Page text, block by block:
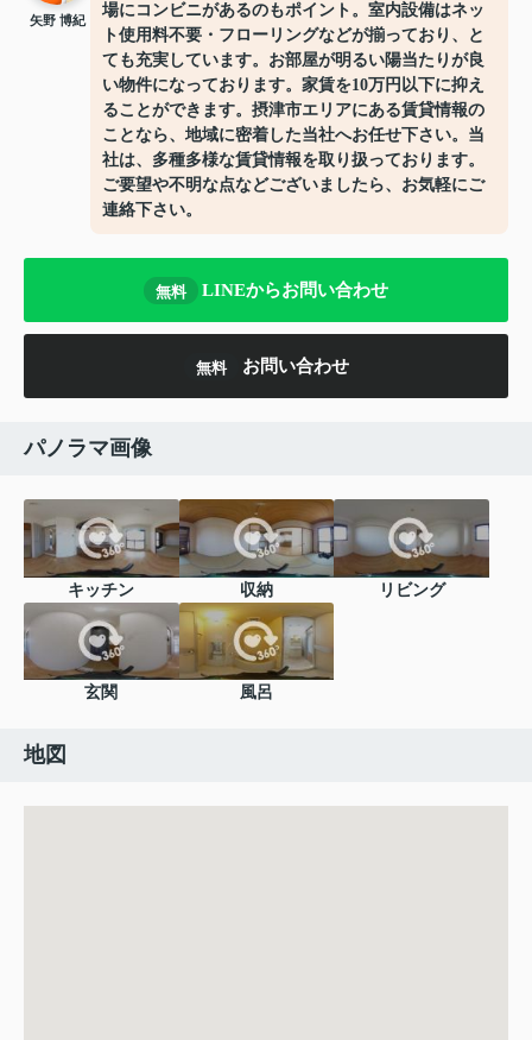
矢野 博紀
場にコンビニがあるのもポイント。室内設備はネッ
ト使用料不要・フローリングなどが揃っており、と
ても充実しています。お部屋が明るい陽当たりが良
い物件になっております。家賃を10万円以下に抑え
ることができます。摂津市エリアにある賃貸情報の
ことなら、地域に密着した当社へお任せ下さい。当
社は、多種多様な賃貸情報を取り扱っております。
ご要望や不明な点などございましたら、お気軽にご
連絡下さい。
無料 LINEからお問い合わせ
無料 お問い合わせ
パノラマ画像
キッチン 収納 リビング
玄関 風呂
地図